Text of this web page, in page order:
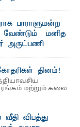
மற்றும் கலாசார
பாராளுமன்ற
வேண்டும் – மனித
அருட்பணி
அரசுசாரா
...
தினம்!
மற்றும் கலை
விபத்து